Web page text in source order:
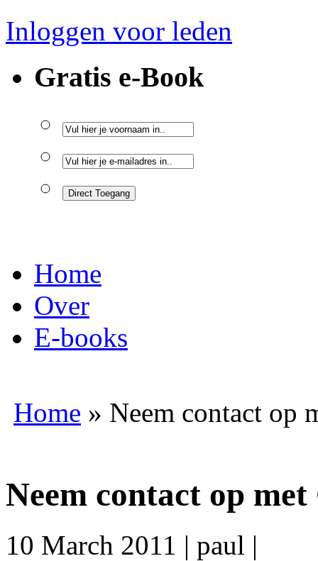
Inloggen voor leden
Gratis e-Book
Home
Over
E-books
Home » Neem contact op
Neem contact op
10 March 2011 | paul |